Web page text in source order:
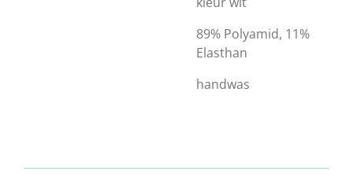
89% Polyamid, 11%
Elasthan
handwas